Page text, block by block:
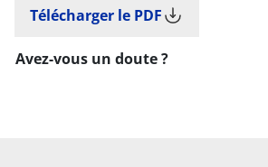
Télécharger le PDF
Avez-vous un doute ?